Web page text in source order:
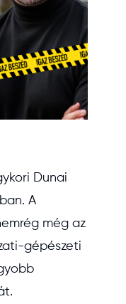
Dunai
A
még az
gépészeti